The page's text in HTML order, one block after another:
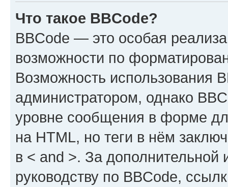
Что такое BBCode?
BBCode — это особая
возможности по
Возможность использования
администратором, однако
уровне сообщения в форме
на HTML, но теги в нём
в < and >. За
руководству по BBCode,